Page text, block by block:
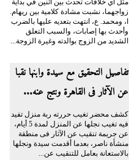
مثل أي خلافات تحدث بين اثنين في بداية
زواجهما، نشبت مشادة كلامية بين ريهام.
ا، ومحمد. ع، انتهت بتعديه عليها بالضرب
وأحدث بها إصابات، والسبب التعلق
الشديد من الزوج بوالدته وغيرة الزوجة...
تفاصيل التحقيق مع سيدة وابنها نقبا
عن الآثار فى القاهرة ونتج عنه...
كشف محضر تغيب حررته ربة منزل تفيد
فيه تغيب نجلها عن المنزل لمدة 5 أيام،
عن جريمة تنقيب عن الآثار فى منطقة
منشأة ناصر، بعدما أقدمت سيدة ونجلها
بالاستعانة بعامل للتنقيب عن...